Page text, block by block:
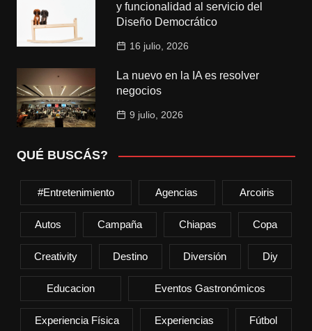
y funcionalidad al servicio del
Diseño Democrático
16 julio, 2026
La nuevo en la IA es resolver
negocios
9 julio, 2026
QUÉ BUSCÁS?
#entretenimiento Agencias Arcoiris
Autos Campaña Chiapas Copa
Creativity Destino Diversión Diy
Educacion Eventos Gastronómicos
Experiencia Física Experiencias Fútbol